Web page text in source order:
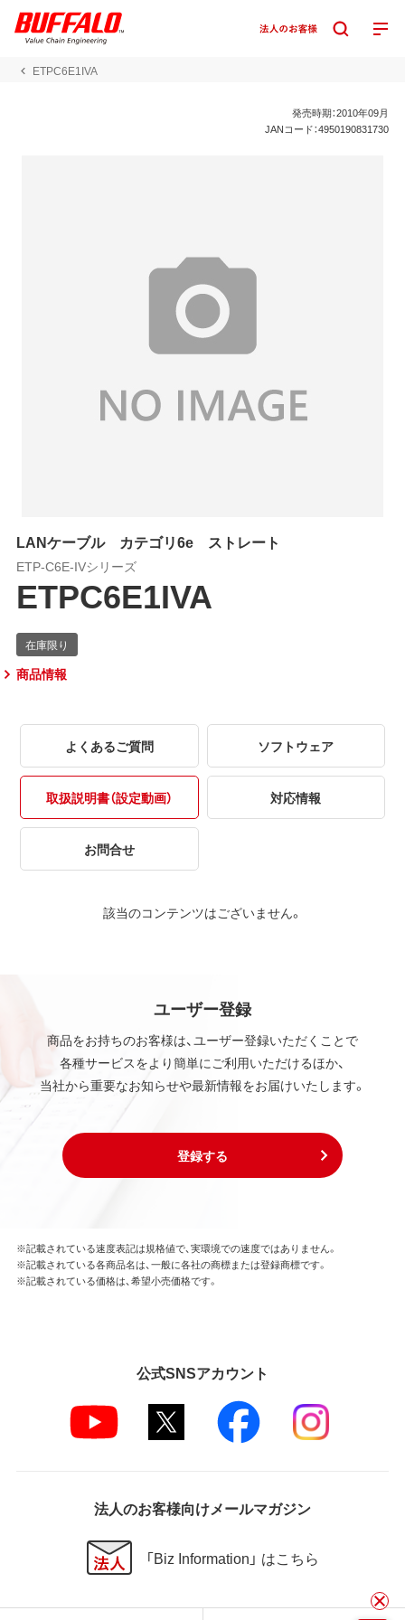
ETPC6E1IVA
発売時期：2010年09月
JANコード：4950190831730
LANケーブル カテゴリ6e ストレート
ETP-C6E-IVシリーズ
ETPC6E1IVA
商品情報
よくあるご質問 ソフトウェア
取扱説明書（設定動画） 対応情報
お問合せ
該当のコンテンツはございません。
ユーザー登録
商品をお持ちのお客様は、ユーザー登録いただくことで
各種サービスをより簡単にご利用いただけるほか、
当社から重要なお知らせや最新情報をお届けいたします。
登録する
※記載されている速度表記は規格値で、実環境での速度ではありません。
※記載されている各商品名は、一般に各社の商標または登録商標です。
※記載されている価格は、希望小売価格です。
公式SNSアカウント
法人のお客様向けメールマガジン
「Biz Information」 はこちら